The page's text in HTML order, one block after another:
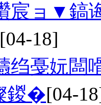
宸ョ▼鎬
[04-18]
绉戞妧闆
鍐�[04-